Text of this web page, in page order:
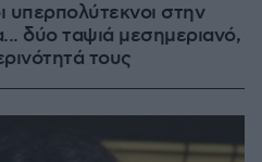
υπερπολύτεκνοι στην
δύο ταψιά μεσημεριανό,
τους